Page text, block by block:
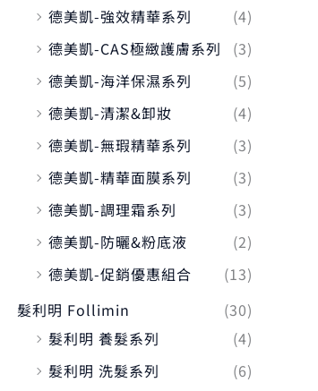
德美凱-強效精華系列
(4)
德美凱-CAS極緻護膚系列
(3)
德美凱-海洋保濕系列
(5)
德美凱-清潔&卸妝
(4)
德美凱-無瑕精華系列
(3)
德美凱-精華面膜系列
(3)
德美凱-調理霜系列
(3)
德美凱-防曬&粉底液
(2)
德美凱-促銷優惠組合
(13)
髮利明 Follimin
(30)
髮利明 養髮系列
(4)
髮利明 洗髮系列
(6)